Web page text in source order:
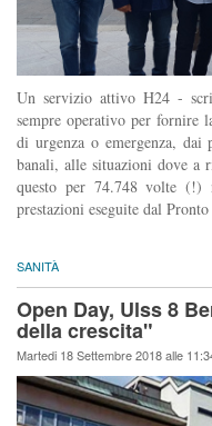
Un servizio attivo H24 -
sempre operativo per fornire
di urgenza o emergenza,
banali, alle situazioni dove a
questo per 74.748 volte (!)
prestazioni eseguite dal
SANITÀ
Open Day, Ulss 8
della crescita"
Martedi 18 Settembre 2018 alle